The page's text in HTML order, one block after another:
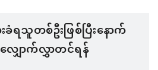
သူတစ်ဦးဖြစ်ပြီးနောက်
ျှောက်လွှာတင်ရန်